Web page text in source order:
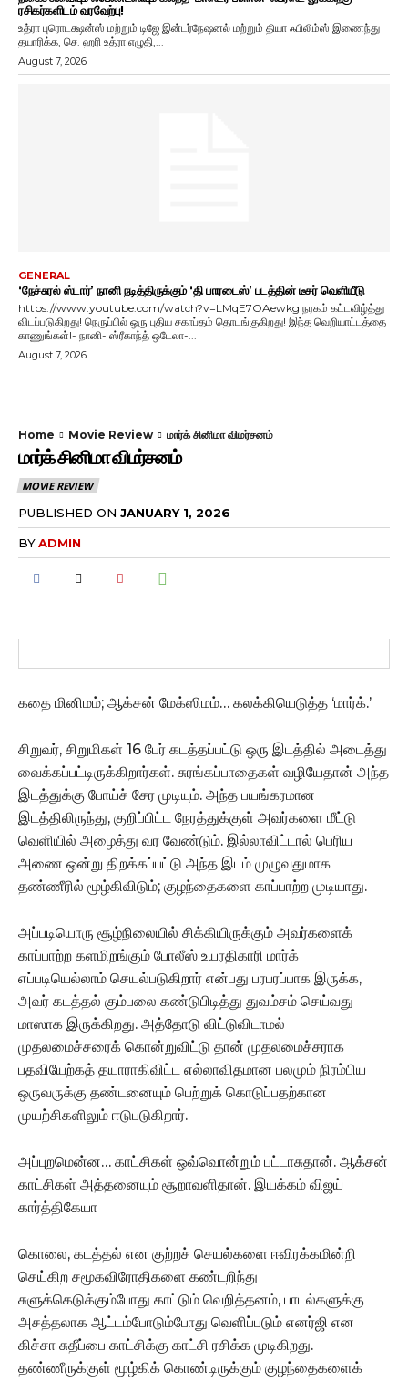
ரசிகர்களிடம் வரவேற்பு!
உத்ரா புரொடக்ஷன்ஸ் மற்றும் டிஜே இன்டர்நேஷனல் மற்றும் தியா ஃபிலிம்ஸ் இணைந்து
தயாரிக்க, செ. ஹரி உத்ரா எழுதி,...
August 7, 2026
GENERAL
‘நேச்சுரல் ஸ்டார்’ நானி நடித்திருக்கும் ‘தி பாரடைஸ்’ படத்தின் டீசர் வெளியீடு
https://www.youtube.com/watch?v=LMqE7OAewkg நரகம் கட்டவிழ்த்து
விடப்படுகிறது! நெருப்பில் ஒரு புதிய சகாப்தம் தொடங்குகிறது! இந்த வெறியாட்டத்தை
காணுங்கள்!- நானி- ஸ்ரீகாந்த் ஒடேலா-...
August 7, 2026